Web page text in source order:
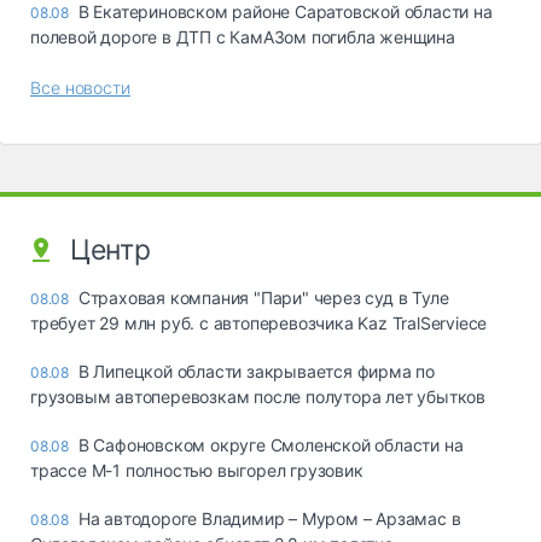
08.08 В Екатериновском районе Саратовской области на
полевой дороге в ДТП с КамАЗом погибла женщина
Все новости
Центр
08.08 Страховая компания "Пари" через суд в Туле
требует 29 млн руб. с автоперевозчика Kaz TralServiece
08.08 В Липецкой области закрывается фирма по
грузовым автоперевозкам после полутора лет убытков
08.08 В Сафоновском округе Смоленской области на
трассе М-1 полностью выгорел грузовик
08.08 На автодороге Владимир – Муром – Арзамас в